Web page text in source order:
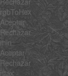
rgbToHex
Aceptar
Rechazar
min
Aceptar
Rechazar
max